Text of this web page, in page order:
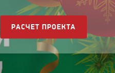
РАСЧЕТ ПРОЕКТА